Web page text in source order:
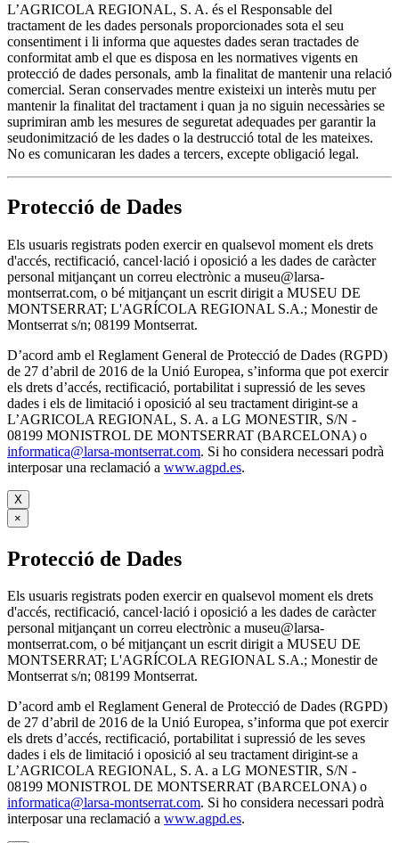
L’AGRICOLA REGIONAL, S. A. és el Responsable del
tractament de les dades personals proporcionades sota el seu
consentiment i li informa que aquestes dades seran tractades de
conformitat amb el que es disposa en les normatives vigents en
protecció de dades personals, amb la finalitat de mantenir una relació
comercial. Seran conservades mentre existeixi un interès mutu per
mantenir la finalitat del tractament i quan ja no siguin necessàries se
suprimiran amb les mesures de seguretat adequades per garantir la
seudonimització de les dades o la destrucció total de les mateixes.
No es comunicaran les dades a tercers, excepte obligació legal.
Protecció de Dades
Els usuaris registrats poden exercir en qualsevol moment els drets
d'accés, rectificació, cancel·lació i oposició a les dades de caràcter
personal mitjançant un correu electrònic a museu@larsa-
montserrat.com, o bé mitjançant un escrit dirigit a MUSEU DE
MONTSERRAT; L'AGRÍCOLA REGIONAL S.A.; Monestir de
Montserrat s/n; 08199 Montserrat.
D’acord amb el Reglament General de Protecció de Dades (RGPD)
de 27 d’abril de 2016 de la Unió Europea, s’informa que pot exercir
els drets d’accés, rectificació, portabilitat i supressió de les seves
dades i els de limitació i oposició al seu tractament dirigint-se a
L’AGRICOLA REGIONAL, S. A. a LG MONESTIR, S/N -
08199 MONISTROL DE MONTSERRAT (BARCELONA) o
informatica@larsa-montserrat.com. Si ho considera necessari podrà
interposar una reclamació a www.agpd.es.
X
×
Protecció de Dades
Els usuaris registrats poden exercir en qualsevol moment els drets
d'accés, rectificació, cancel·lació i oposició a les dades de caràcter
personal mitjançant un correu electrònic a museu@larsa-
montserrat.com, o bé mitjançant un escrit dirigit a MUSEU DE
MONTSERRAT; L'AGRÍCOLA REGIONAL S.A.; Monestir de
Montserrat s/n; 08199 Montserrat.
D’acord amb el Reglament General de Protecció de Dades (RGPD)
de 27 d’abril de 2016 de la Unió Europea, s’informa que pot exercir
els drets d’accés, rectificació, portabilitat i supressió de les seves
dades i els de limitació i oposició al seu tractament dirigint-se a
L’AGRICOLA REGIONAL, S. A. a LG MONESTIR, S/N -
08199 MONISTROL DE MONTSERRAT (BARCELONA) o
informatica@larsa-montserrat.com. Si ho considera necessari podrà
interposar una reclamació a www.agpd.es.